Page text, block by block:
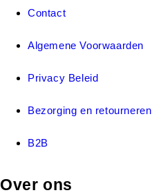
Contact
Algemene Voorwaarden
Privacy Beleid
Bezorging en retourneren
B2B
Over ons